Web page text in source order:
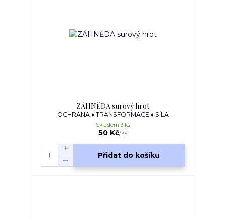
ZÁHNĚDA surový hrot
OCHRANA ♦ TRANSFORMACE ♦ SÍLA
50 Kč/ks
Skladem 3 ks
Přidat do košíku